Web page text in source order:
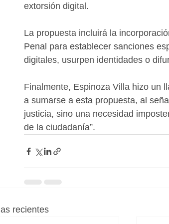
extorsión digital.
La propuesta incluirá la
Penal para establecer sanciones
digitales, usurpen identidades o
Finalmente, Espinoza Villa hizo un
a sumarse a esta propuesta, al
justicia, sino una necesidad
de la ciudadanía”.
recientes